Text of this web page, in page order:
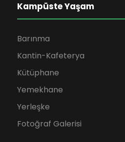
Kampüste Yaşam
Barınma
Kantin-Kafeterya
Kütüphane
Yemekhane
Yerleşke
Fotoğraf Galerisi